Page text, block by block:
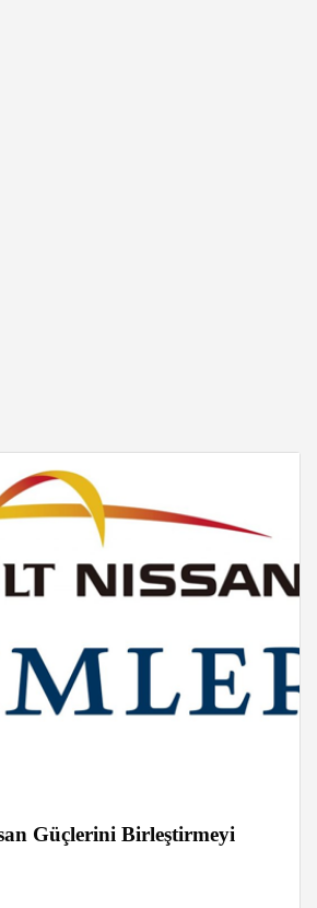
Güçlerini Birleştirmeyi